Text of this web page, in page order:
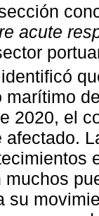
acute
identificó
marítimo
2020, el
afectado.
su